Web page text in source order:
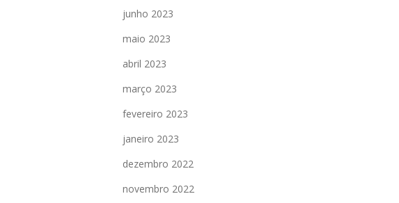
junho 2023
maio 2023
abril 2023
março 2023
fevereiro 2023
janeiro 2023
dezembro 2022
novembro 2022